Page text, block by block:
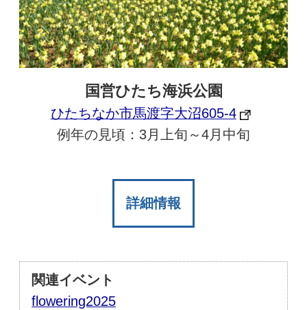
国営ひたち海浜公園
ひたちなか市馬渡字大沼605-4
例年の見頃：3月上旬～4月中旬
詳細情報
関連イベント
flowering2025